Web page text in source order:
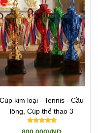
Cúp kim loại - Tennis - Cầu
lông, Cúp thể thao 3